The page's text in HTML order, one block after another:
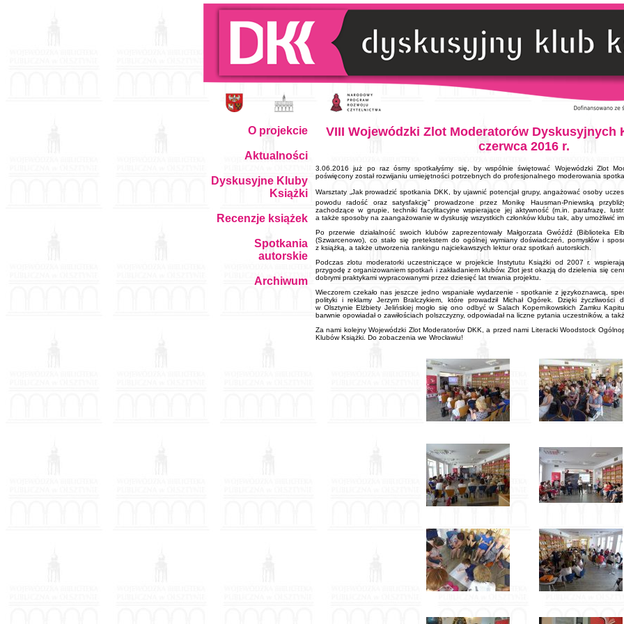
O projekcie
Aktualności
Dyskusyjne Kluby
Książki
Recenzje książek
Spotkania
autorskie
Archiwum
VIII Wojewódzki Zlot Moderatorów Dyskusyjnych
czerwca 2016 r.
3.06.2016 już po raz ósmy spotkałyśmy się, by wspólnie świętować Wojewódzki Zlot
poświęcony został rozwijaniu umiejętności potrzebnych do profesjonalnego moderowania
Warsztaty „Jak prowadzić spotkania DKK, by ujawnić potencjał grupy, angażować osoby
powodu radość oraz satysfakcję” prowadzone przez Monikę Hausman-Pniewską
zachodzące w grupie, techniki facylitacyjne wspierające jej aktywność (m.in. parafrazę,
a także sposoby na zaangażowanie w dyskusję wszystkich członków klubu tak, aby umożliwić
Po przerwie działalność swoich klubów zaprezentowały Małgorzata Gwóźdź (Biblioteka
(Szwarcenowo), co stało się pretekstem do ogólnej wymiany doświadczeń, pomysłów i
z książką, a także utworzenia rankingu najciekawszych lektur oraz spotkań autorskich.
Podczas zlotu moderatorki uczestniczące w projekcie Instytutu Książki od 2007 r.
przygodę z organizowaniem spotkań i zakładaniem klubów. Zlot jest okazją do dzielenia się
dobrymi praktykami wypracowanymi przez dziesięć lat trwania projektu.
Wieczorem czekało nas jeszcze jedno wspaniałe wydarzenie - spotkanie z językoznawcą,
polityki i reklamy Jerzym Bralczykiem, które prowadził Michał Ogórek. Dzięki życzliwości
w Olsztynie Elżbiety Jelińskiej mogło się ono odbyć w Salach Kopernikowskich Zamku
barwnie opowiadał o zawiłościach polszczyzny, odpowiadał na liczne pytania uczestników, a
Za nami kolejny Wojewódzki Zlot Moderatorów DKK, a przed nami Literacki Woodstock
Klubów Książki. Do zobaczenia we Wrocławiu!